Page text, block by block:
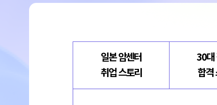
일본 암센터
취업 스토리
30대
합격